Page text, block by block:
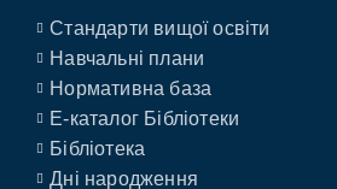
Стандарти вищої освіти
Навчальні плани
Нормативна база
E-каталог Бібліотеки
Бібліотека
Дні народження